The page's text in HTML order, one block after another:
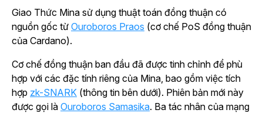
Giao Thức Mina sử dụng thuật toán đồng thuận có
nguồn gốc từ Ouroboros Praos (cơ chế PoS đồng thuận
của Cardano).
Cơ chế đồng thuận ban đầu đã được tinh chỉnh để phù
hợp với các đặc tính riêng của Mina, bao gồm việc tích
hợp zk-SNARK (thông tin bên dưới). Phiên bản mới này
được gọi là Ouroboros Samasika. Ba tác nhân của mạng